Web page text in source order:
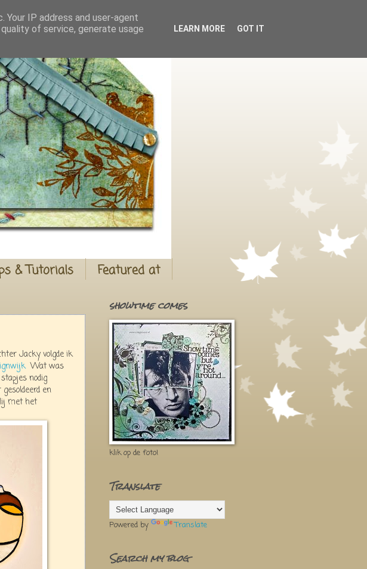
& Tutorials Featured at
Jacky volgde ik
Wat was
nodig
en
met het
showtime comes
klik op de foto!
Translate
Powered by Translate
Search my blog
IP address and user-agent
of service, generate usage
LEARN MORE GOT IT